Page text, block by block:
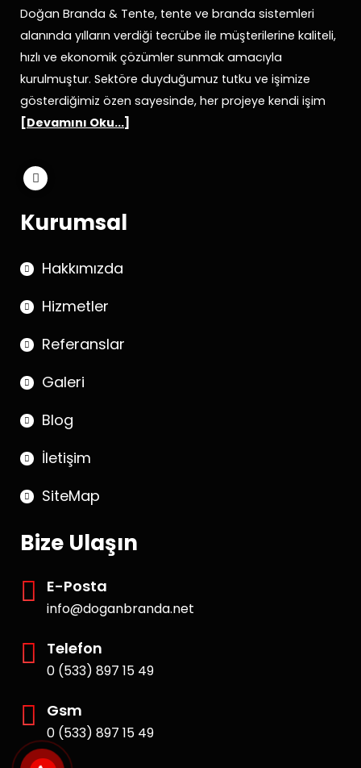
Doğan Branda & Tente, tente ve branda sistemleri
alanında yılların verdiği tecrübe ile müşterilerine kaliteli,
hızlı ve ekonomik çözümler sunmak amacıyla
kurulmuştur. Sektöre duyduğumuz tutku ve işimize
gösterdiğimiz özen sayesinde, her projeye kendi işim
[Devamını Oku...]
Kurumsal
Hakkımızda
Hizmetler
Referanslar
Galeri
Blog
İletişim
SiteMap
Bize Ulaşın
E-Posta
info@doganbranda.net
Telefon
0 (533) 897 15 49
Gsm
0 (533) 897 15 49